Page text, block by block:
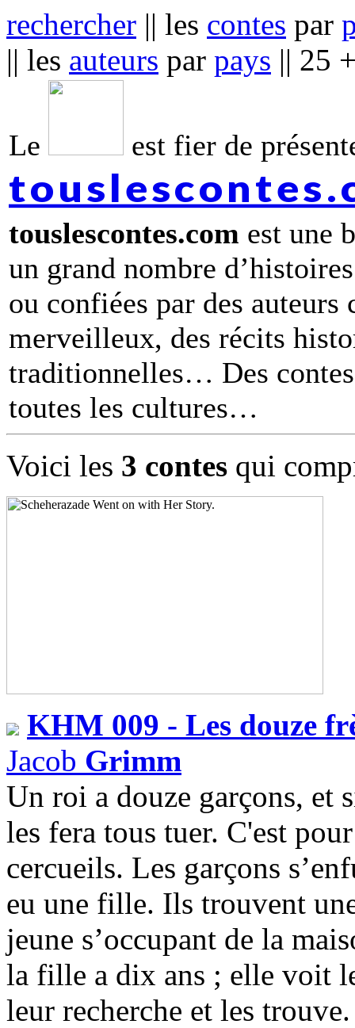
rechercher || les contes par
|| les auteurs par pays || 25
Le est fier de
touslescontes.com est une
un grand nombre
ou confiées par des
merveilleux, des récits
traditionnelles… Des
toutes les cultures
Voici les 3 contes qui
KHM 009 - Les douze
Jacob Grimm
Un roi a douze garçons, et
les fera tous tuer. C'est
cercueils. Les garçons
eu une fille. Ils trouvent
jeune s’occupant de la
la fille a dix ans ; elle voit
leur recherche et les